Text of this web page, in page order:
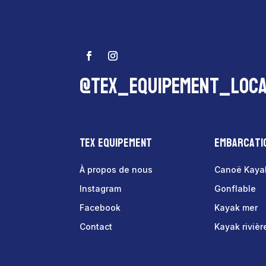
Tex Equipement
À propos de nous
Instagram
Facebook
Contact
Canoë
Gonflable
Kayak mer
Kayak